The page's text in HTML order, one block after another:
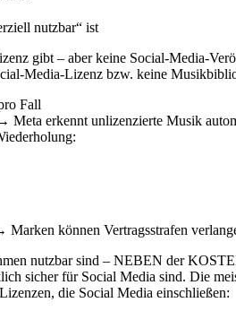
nutzbar“ ist
gibt – aber keine Social-Media-
Media-Lizenz bzw. keine
Fall
Meta erkennt unlizenzierte Musik
können Vertragsstrafen
nutzbar sind – NEBEN der
sicher für Social Media sind. Die
die Social Media einschließen: